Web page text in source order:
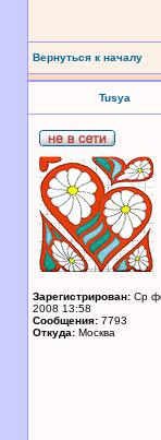
Вернуться к началу
Tusya
Зарегистрирован: Ср
2008 13:58
Сообщения: 7793
Откуда: Москва